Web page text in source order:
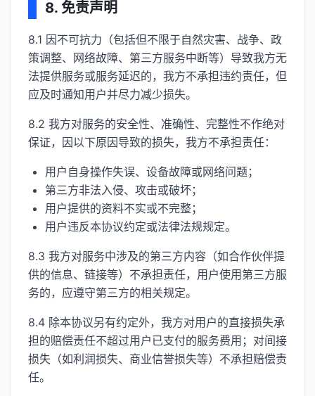
8. 免责声明
8.1 因不可抗力（包括但不限于自然灾害、战争、政
策调整、网络故障、第三方服务中断等）导致我方无
法提供服务或服务延迟的，我方不承担违约责任，但
应及时通知用户并尽力减少损失。
8.2 我方对服务的安全性、准确性、完整性不作绝对
保证，因以下原因导致的损失，我方不承担责任：
用户自身操作失误、设备故障或网络问题；
第三方非法入侵、攻击或破坏；
用户提供的资料不实或不完整；
用户违反本协议约定或法律法规规定。
8.3 我方对服务中涉及的第三方内容（如合作伙伴提
供的信息、链接等）不承担责任，用户使用第三方服
务的，应遵守第三方的相关规定。
8.4 除本协议另有约定外，我方对用户的直接损失承
担的赔偿责任不超过用户已支付的服务费用；对间接
损失（如利润损失、商业信誉损失等）不承担赔偿责
任。